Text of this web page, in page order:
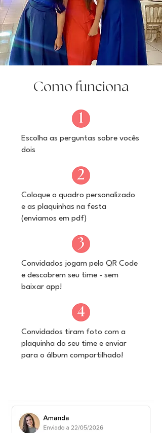
Como funciona
Escolha as perguntas sobre vocês
dois
Coloque o quadro personalizado
e as plaquinhas na festa
(enviamos em pdf)
Convidados jogam pelo QR Code
e descobrem seu time - sem
baixar app!
Convidados tiram foto com a
plaquinha do seu time e enviar
para o álbum compartilhado!